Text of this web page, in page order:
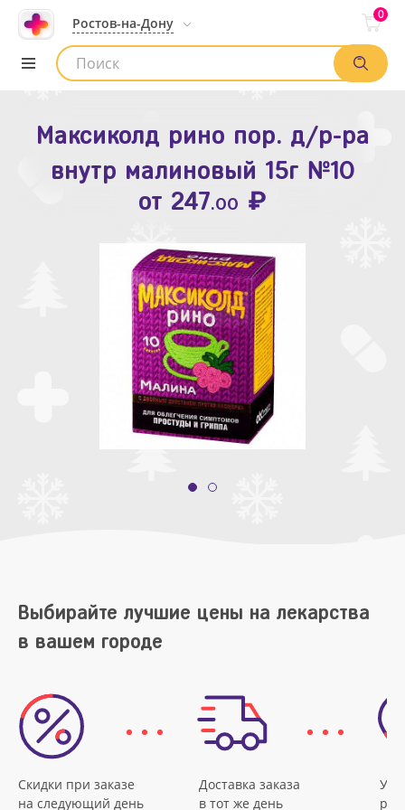
Ростов-на-Дону
0
Список аптек
Максиколд рино пор. д/р-ра
внутр малиновый 15г №10
от 247.00 ₽
Зодак таб. п.п.о. 10мг №10
от109.80 ₽
Выбирайте лучшие цены на лекарства
в вашем городе
Скидки при заказе
на следующий день
Доставка заказа
в тот же день